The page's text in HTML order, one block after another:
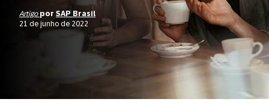
Artigo por SAP Brasil
21 de junho de 2022